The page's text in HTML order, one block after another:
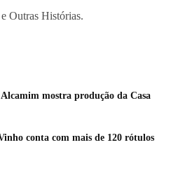
Outras Histórias.
mostra produção da Casa
conta com mais de 120 rótulos